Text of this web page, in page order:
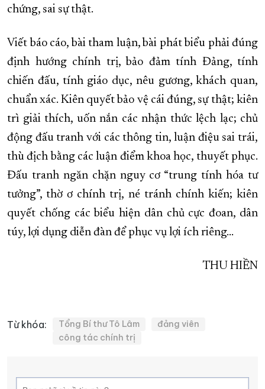
chứng, sai sự thật.
Viết báo cáo, bài tham luận, bài phát biểu phải đúng
định hướng chính trị, bảo đảm tính Đảng, tính
chiến đấu, tính giáo dục, nêu gương, khách quan,
chuẩn xác. Kiên quyết bảo vệ cái đúng, sự thật; kiên
trì giải thích, uốn nắn các nhận thức lệch lạc; chủ
động đấu tranh với các thông tin, luận điệu sai trái,
thù địch bằng các luận điểm khoa học, thuyết phục.
Đấu tranh ngăn chặn nguy cơ “trung tính hóa tư
tưởng”, thờ ơ chính trị, né tránh chính kiến; kiên
quyết chống các biểu hiện dân chủ cực đoan, dân
túy, lợi dụng diễn đàn để phục vụ lợi ích riêng…
THU HIỀN
Từ khóa: Tổng Bí thư Tô Lâm
đảng viên
công tác chính trị